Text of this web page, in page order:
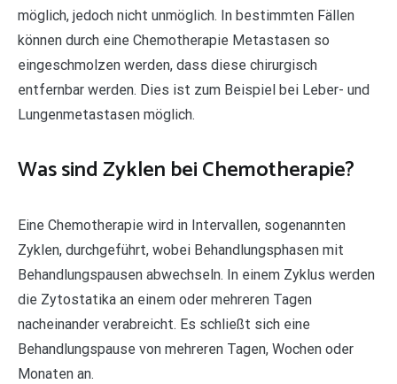
möglich, jedoch nicht unmöglich. In bestimmten Fällen
können durch eine Chemotherapie Metastasen so
eingeschmolzen werden, dass diese chirurgisch
entfernbar werden. Dies ist zum Beispiel bei Leber- und
Lungenmetastasen möglich.
Was sind Zyklen bei Chemotherapie?
Eine Chemotherapie wird in Intervallen, sogenannten
Zyklen, durchgeführt, wobei Behandlungsphasen mit
Behandlungspausen abwechseln. In einem Zyklus werden
die Zytostatika an einem oder mehreren Tagen
nacheinander verabreicht. Es schließt sich eine
Behandlungspause von mehreren Tagen, Wochen oder
Monaten an.